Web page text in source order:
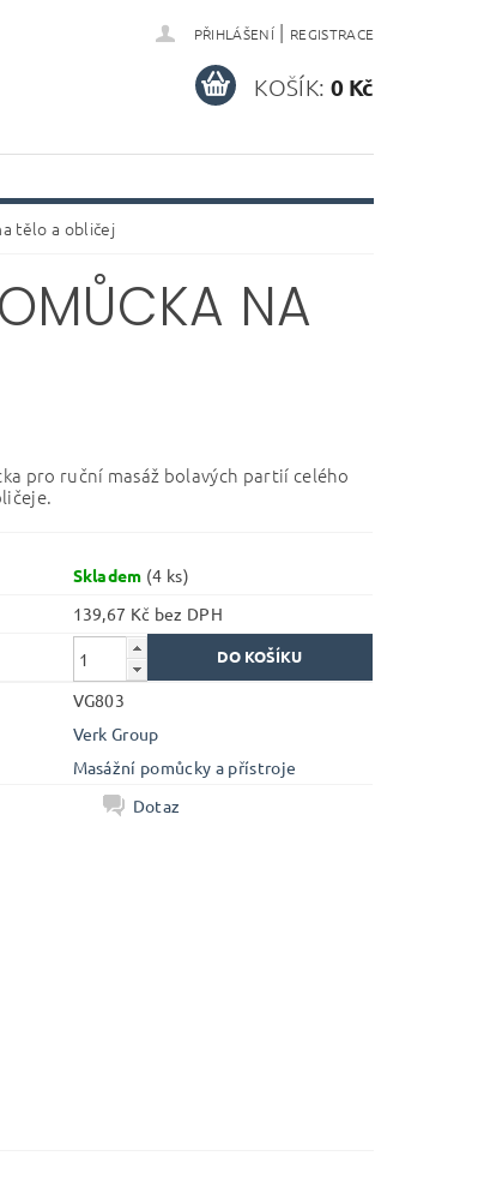
PŘIHLÁŠENÍ | REGISTRACE
KOŠÍK: 0 Kč
tělo a obličej
NA
pro ruční masáž bolavých partií celého
Skladem (4 ks)
139,67 Kč bez DPH
VG803
Verk Group
Masážní pomůcky a přístroje
Dotaz